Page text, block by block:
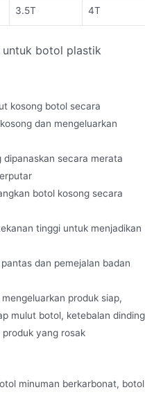
3.5T 4T
untuk botol plastik
kosong botol secara
dan mengeluarkan
dipanaskan secara merata
botol kosong secara
tinggi untuk menjadikan
dan pemejalan badan
produk siap,
mulut botol, ketebalan dinding
yang rosak
minuman berkarbonat, botol